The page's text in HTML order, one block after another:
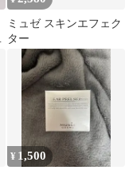
ミュゼ スキンエフェク
ター
¥ 1,500